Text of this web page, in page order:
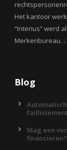
Het kantoor
“Interius” werd
Merkenbureau.
Blog
Mag een
financieren?